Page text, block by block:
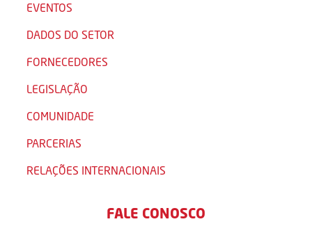
EVENTOS
DADOS DO SETOR
FORNECEDORES
LEGISLAÇÃO
COMUNIDADE
PARCERIAS
RELAÇÕES INTERNACIONAIS
FALE CONOSCO